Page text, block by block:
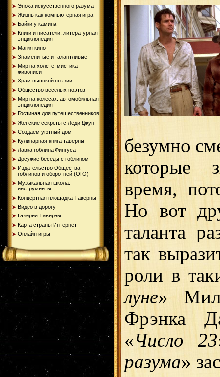
Эпоха искусственного разума
Жизнь как компьютерная игра
Байки у камина
Книги и писатели: литературная
энциклопедия
Магия кино
Знаменитые и талантливые
Мир на холсте: мистика
живописи
Храм высокой поэзии
Общество веселых поэтов
Мир на колесах: автомобильная
энциклопедия
Гостиная для путешественников
Женские секреты с Леди Джун
Создаем уютный дом
Кулинарная книга таверны
Лавка гоблина Фингуса
Досужие беседы с гоблином
Издательство Общества
гоблинов и оборотней (ОГО)
Музыкальная школа:
инструменты
Концертная площадка Таверны
Видео в дорогу
Галерея Таверны
Карта страны Интернет
Онлайн игры
безумно
которые
время,
Но вот
таланта
так
роли в
луне»
Фрэнка
«Число 23
разума»